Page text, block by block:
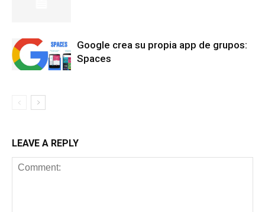
Google crea su propia app de grupos:
Spaces
LEAVE A REPLY